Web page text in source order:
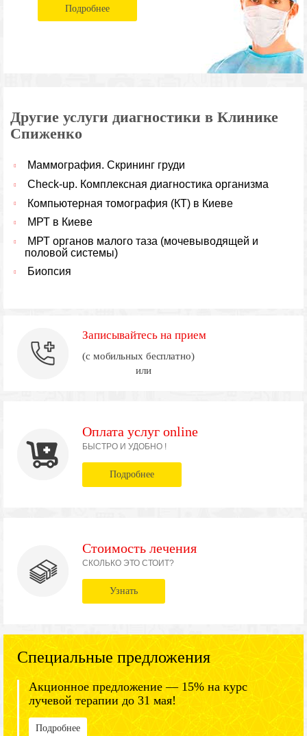
Подробнее
Другие услуги диагностики в Клинике
Спиженко
Маммография. Cкрининг груди
Check-up. Комплексная диагностика организма
Компьютерная томография (КТ) в Киеве
МРТ в Киеве
МРТ органов малого таза (мочевыводящей и
половой системы)
Биопсия
Записывайтесь на прием
(с мобильных бесплатно)
или
Оплата услуг online
БЫСТРО И УДОБНО !
Подробнее
Стоимость лечения
СКОЛЬКО ЭТО СТОИТ?
Узнать
Специальные предложения
Акционное предложение — 15% на курс
лучевой терапии до 31 мая!
Подробнее